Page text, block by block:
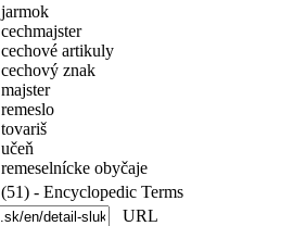
jarmok
cechmajster
cechové artikuly
cechový znak
majster
remeslo
tovariš
učeň
remeselnícke obyčaje
(51) - Encyclopedic Terms
URL